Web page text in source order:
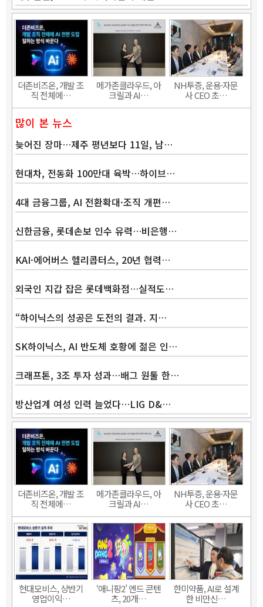
더존비즈온, 개발 조
직 전체에…
메가존클라우드, 아
크릴과 AI…
NH투증, 운용·자문
사 CEO 초…
많이 본 뉴스
늦어진 장마…제주 평년보다 11일, 남…
현대차, 전동화 100만대 육박…하이브…
4대 금융그룹, AI 전환확대·조직 개편…
신한금융, 롯데손보 인수 유력…비은행…
KAI·에어버스 헬리콥터스, 20년 협력…
외국인 지갑 잡은 롯데백화점…실적도…
“하이닉스의 성공은 도전의 결과. 지…
SK하이닉스, AI 반도체 호황에 젊은 인…
크래프톤, 3조 투자 성과…배그 원툴 한…
방산업계 여성 인력 늘었다…LIG D&…
더존비즈온, 개발 조
직 전체에…
메가존클라우드, 아
크릴과 AI…
NH투증, 운용·자문
사 CEO 초…
현대모비스, 상반기
영업이익…
‘애니팡2’ 엔드 콘텐
츠, 20개…
한미약품, AI로 설계
한 비만신…